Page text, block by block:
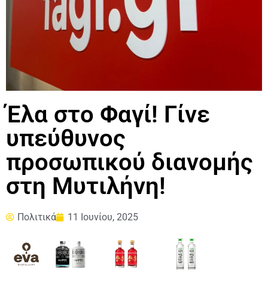
Έλα στο Φαγί! Γίνε
υπεύθυνος
προσωπικού διανομής
στη Μυτιλήνη!
Πολιτικά 11 Ιουνίου, 2025